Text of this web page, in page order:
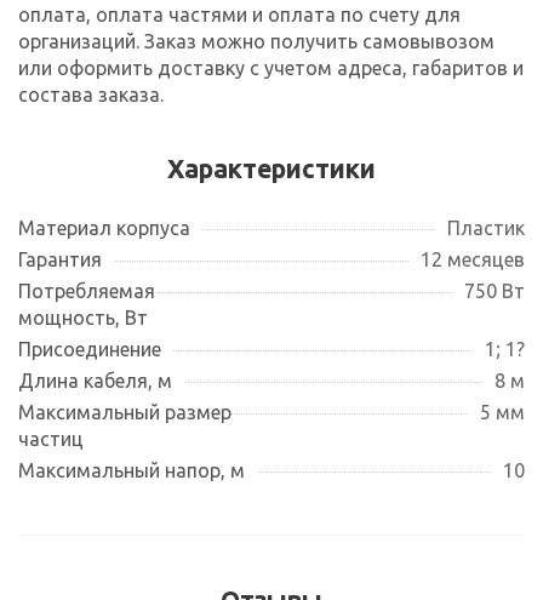
оплата, оплата частями и оплата по счету для
организаций. Заказ можно получить самовывозом
или оформить доставку с учетом адреса, габаритов и
состава заказа.
Характеристики
Материал корпуса
Пластик
Гарантия
12 месяцев
Потребляемая
мощность, Вт
750 Вт
Присоединение
1; 1?
Длина кабеля, м
8 м
Максимальный размер
частиц
5 мм
Максимальный напор, м 10